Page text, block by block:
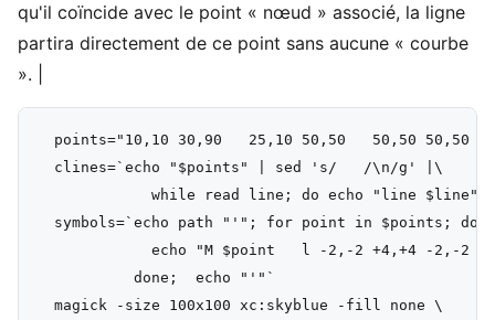
qu'il coïncide avec le point « nœud » associé, la ligne
partira directement de ce point sans aucune « courbe
». |
points="10,10 30,90   25,10 50,50   50,50 50,50
  clines=`echo "$points" | sed 's/   /\n/g' |\
while read line; do echo "line $line";
  symbols=`echo path "'"; for point in $points; do
echo "M $point   l -2,-2 +4,+4 -2,-2
           done;  echo "'"`
  magick -size 100x100 xc:skyblue -fill none \